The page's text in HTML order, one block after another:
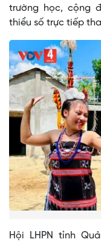
trường học, cộng
thiểu số trực tiếp
Hội LHPN tỉnh